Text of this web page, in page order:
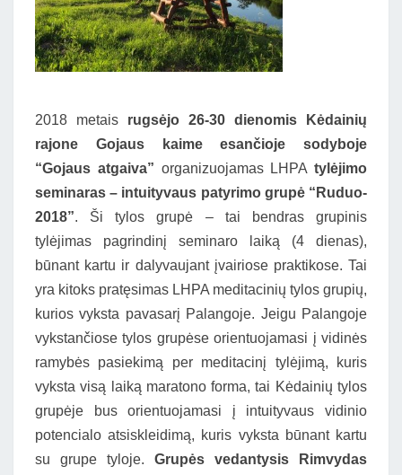
2018 metais rugsėjo 26-30 dienomis Kėdainių
rajone Gojaus kaime esančioje sodyboje
“Gojaus atgaiva” organizuojamas LHPA tylėjimo
seminaras – intuityvaus patyrimo grupė “Ruduo-
2018”. Ši tylos grupė – tai bendras grupinis
tylėjimas pagrindinį seminaro laiką (4 dienas),
būnant kartu ir dalyvaujant įvairiose praktikose. Tai
yra kitoks pratęsimas LHPA meditacinių tylos grupių,
kurios vyksta pavasarį Palangoje. Jeigu Palangoje
vykstančiose tylos grupėse orientuojamasi į vidinės
ramybės pasiekimą per meditacinį tylėjimą, kuris
vyksta visą laiką maratono forma, tai Kėdainių tylos
grupėje bus orientuojamasi į intuityvaus vidinio
potencialo atsiskleidimą, kuris vyksta būnant kartu
su grupe tyloje. Grupės vedantysis Rimvydas